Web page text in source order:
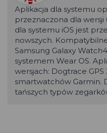
Aplikacja dla systemu
przeznaczona dla wersji
dla systemu iOS jest
nowszych.
Samsung Galaxy
systemem Wear OS.
wersjach: Dogtrace GPS
smartwatchów Garmin.
tańszych typów